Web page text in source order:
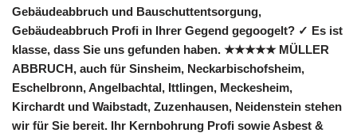
Gebäudeabbruch und Bauschuttentsorgung,
Gebäudeabbruch Profi in Ihrer Gegend gegoogelt? ✓ Es ist
klasse, dass Sie uns gefunden haben. ★★★★★ MÜLLER
ABBRUCH, auch für Sinsheim, Neckarbischofsheim,
Eschelbronn, Angelbachtal, Ittlingen, Meckesheim,
Kirchardt und Waibstadt, Zuzenhausen, Neidenstein stehen
wir für Sie bereit. Ihr Kernbohrung Profi sowie Asbest &